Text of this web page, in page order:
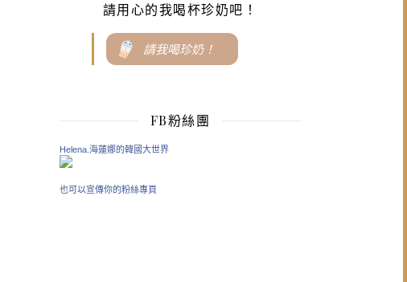
請用心的我喝杯珍奶吧！
請我喝珍奶！
FB粉絲團
Helena.海蓮娜的韓國大世界
也可以宣傳你的粉絲專頁